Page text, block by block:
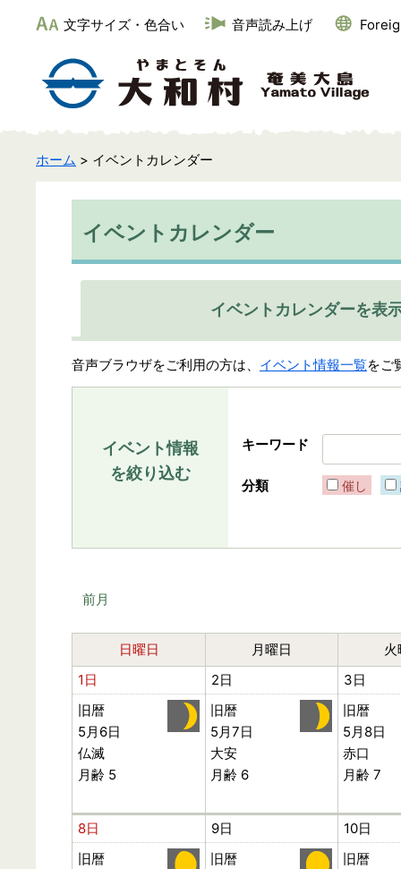
文字サイズ・色合い 音声読み上げ
ホーム > イベントカレンダー
イベントカレンダー
イベントカレンダーを表
音声ブラウザをご利用の方は、 イベント情報一覧をご
イベント情報
を絞り込む
キーワード
分類 催し
前月
日曜日 月曜日
火
1日
2日
3日
旧暦
5月6日
仏滅
月齢 5
旧暦
5月7日
大安
月齢 6
旧暦
5月8日
赤口
月齢 7
8日 9日
10日
旧暦
旧暦
旧暦